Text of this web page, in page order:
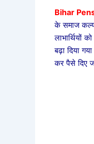
Bihar
के समाज
बढ़ा दिया
कर पैसे दिए